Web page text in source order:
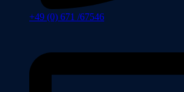
+49 (0) 671 /67546